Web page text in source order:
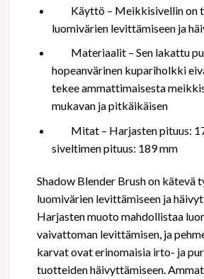
Käyttö – Meikkisivellin on
luomivärien levittämiseen ja
Materiaalit – Sen lakattu
hopeanvärinen kupariholkki
tekee ammattimaisesta
mukavan ja pitkäikäisen
Mitat – Harjasten pituus:
siveltimen pituus: 189 mm
Shadow Blender Brush on kätevä
luomivärien levittämiseen ja
Harjasten muoto mahdollistaa
vaivattoman levittämisen, ja
karvat ovat erinomaisia irto- ja
tuotteiden häivyttämiseen.